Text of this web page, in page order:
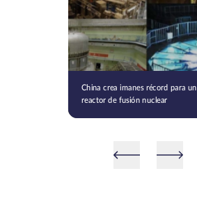
China crea imanes récord para un
reactor de fusión nuclear